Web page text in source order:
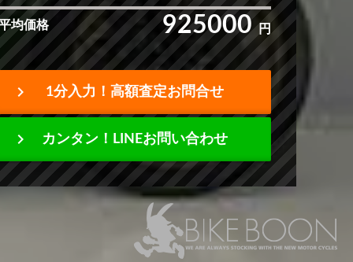
均価格 925000 円
chevron_right 1分入力！高額査定お問合せ
chevron_right カンタン！LINEお問い合わせ